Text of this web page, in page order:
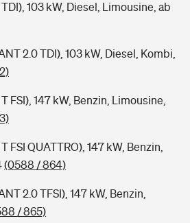
103 kW, Diesel, Limousine, ab
2.0 TDI), 103 kW, Diesel, Kombi,
FSI), 147 kW, Benzin, Limousine,
FSI QUATTRO), 147 kW, Benzin,
(0588 / 864)
2.0 TFSI), 147 kW, Benzin,
/ 865)